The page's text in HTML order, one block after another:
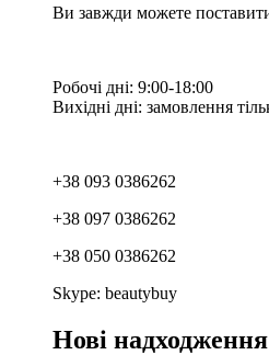
Ви завжди можете
Робочі дні: 9:00-18:00
Вихідні дні: замовлення
+38 093 0386262
+38 097 0386262
+38 050 0386262
Skype: beautybuy
Нові